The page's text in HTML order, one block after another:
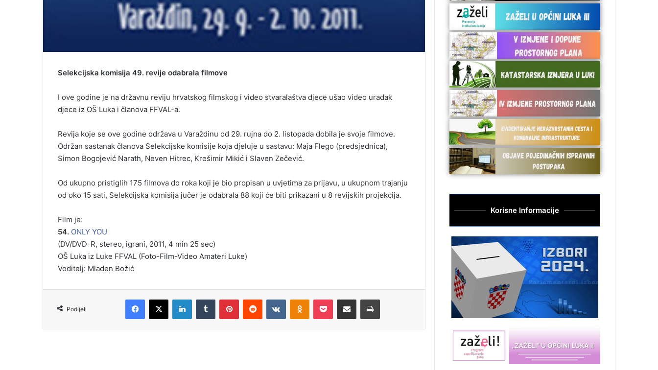
Selekcijska komisija 49. revije odabrala filmove
I ove godine je na državnu reviju hrvatskog filmskog i video stvaralaštva djece ušao video uradak
djece iz OŠ Luka i članova FFVAL-a.
Revija koje se ove godine održava u Varaždinu od 29. rujna do 2. listopada dobila je svoje filmove.
Održan sastanak članova Selekcijske komisije koja djeluje u sastavu: Maja Flego (predsjednica),
Simon Bogojević Narath, Neven Hitrec, Krešimir Mikić i Slaven Zečević.
Od ukupno pristiglih 175 filmova do roka koji je bio propisan u uvjetima za prijavu, u ukupnom trajanju
od oko 15 sati, Selekcijska komisija jučer je odabrala 88 koji će biti prikazani u 8 revijskih projekcija.
Film je:
54. ONLY YOU
(DV/DVD-R, stereo, igrani, 2011, 4 min 25 sec)
OŠ Luka iz Luke FFVAL (Foto-Film-Video Amateri Luke)
Voditelj: Mladen Božić
Podijeli
Korisne Informacije